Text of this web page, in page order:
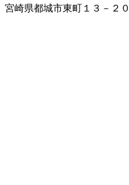
宮崎県都城市東町１３－２０